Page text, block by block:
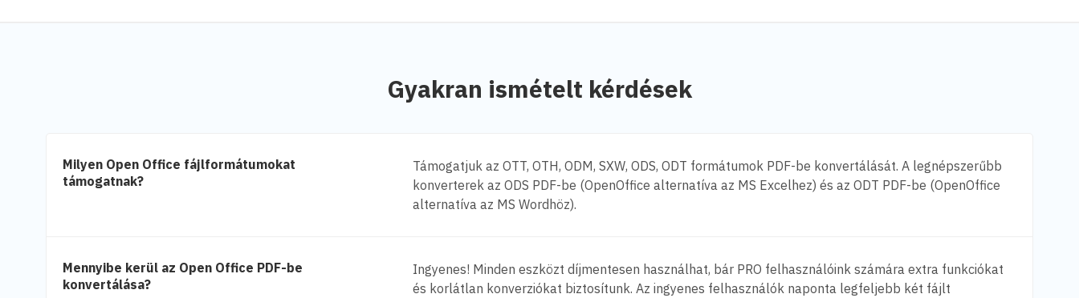
Gyakran ismételt kérdések
Milyen Open Office fájlformátumokat
támogatnak?
Támogatjuk az OTT, OTH, ODM, SXW, ODS, ODT formátumok PDF-be konvertálását. A legnépszerűbb
konverterek az ODS PDF-be (OpenOffice alternatíva az MS Excelhez) és az ODT PDF-be (OpenOffice
alternatíva az MS Wordhöz).
Mennyibe kerül az Open Office PDF-be
konvertálása?
Ingyenes! Minden eszközt díjmentesen használhat, bár PRO felhasználóink számára extra funkciókat
és korlátlan konverziókat biztosítunk. Az ingyenes felhasználók naponta legfeljebb két fájlt